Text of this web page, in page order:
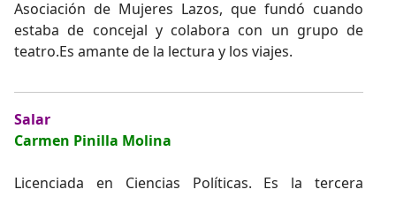
Asociación de Mujeres Lazos, que fundó cuando
estaba de concejal y colabora con un grupo de
teatro.Es amante de la lectura y los viajes.
Salar
Carmen Pinilla Molina
Licenciada en Ciencias Políticas. Es la tercera